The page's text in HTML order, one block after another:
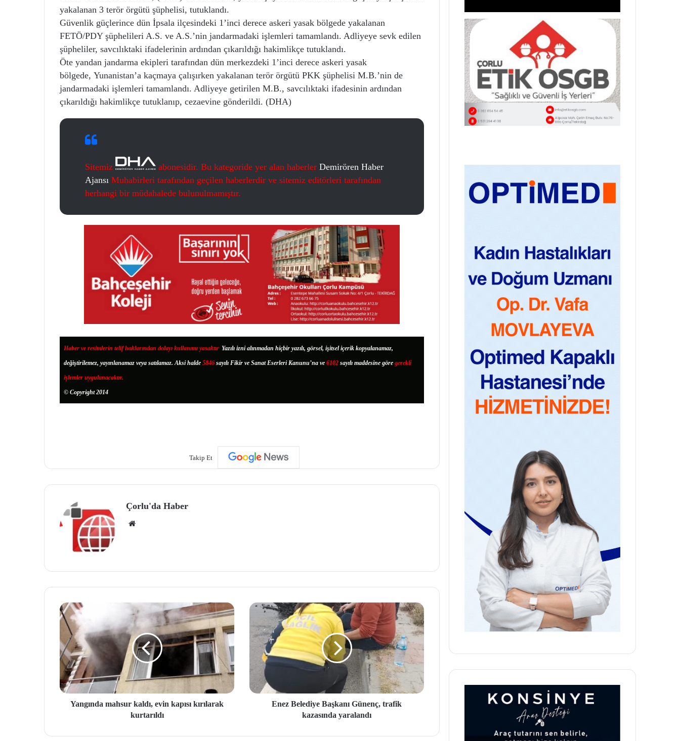
yakalanan 3 terör örgütü şüphelisi, tutuklandı.
Güvenlik güçlerince dün İpsala ilçesindeki 1’inci derece askeri yasak bölgede yakalanan
FETÖ/PDY şüphelileri A.S. ve A.S.’nin jandarmadaki işlemleri tamamlandı. Adliyeye sevk edilen
şüpheliler, savcılıktaki ifadelerinin ardından çıkarıldığı hakimlikçe tutuklandı.
Öte yandan jandarma ekipleri tarafından dün merkezdeki 1’inci derece askeri yasak
bölgede, Yunanistan’a kaçmaya çalışırken yakalanan terör örgütü PKK şüphelisi M.B.’nin de
jandarmadaki işlemleri tamamlandı. Adliyeye getirilen M.B., savcılıktaki ifadesinin ardından
çıkarıldığı hakimlikçe tutuklanıp, cezaevine gönderildi. (DHA)
Sitemiz abonesidir. Bu kategoride yer alan haberler Demirören Haber
Ajansı Muhabirleri tarafından geçilen haberlerdir ve sitemiz editörleri tarafından
herhangi bir müdahalede bulunulmamıştır.
Haber ve resimlerin telif haklarından dolayı kullanımı yasaktır. Yazılı izni alınmadan hiçbir yazılı, görsel, işitsel içerik kopyalanamaz,
değiştirilemez, yayınlanamaz veya satılamaz. Aksi halde 5846 sayılı Fikir ve Sanat Eserleri Kanunu’na ve 6102 sayılı maddesine göre gerekli
işlemler uygulanacaktır.
© Copyright 2014
Takip Et
Çorlu'da Haber
Yangında mahsur kaldı, evin kapısı kırılarak
kurtarıldı
Enez Belediye Başkanı Günenç, trafik
kazasında yaralandı